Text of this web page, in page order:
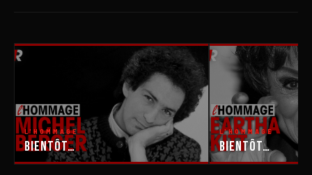
L'HOMMAGE
Bientôt…
L'HOMMAGE
Bientôt…